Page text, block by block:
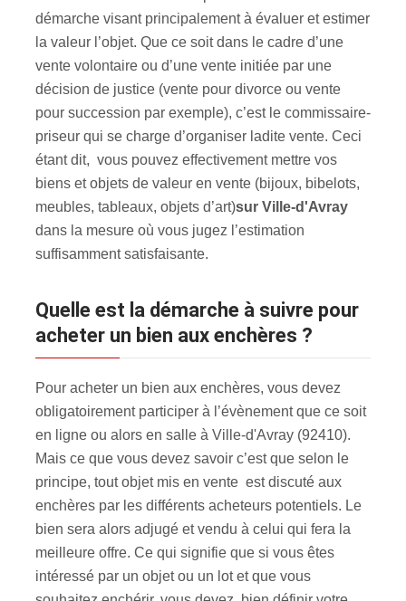
démarche visant principalement à évaluer et estimer
la valeur l’objet. Que ce soit dans le cadre d’une
vente volontaire ou d’une vente initiée par une
décision de justice (vente pour divorce ou vente
pour succession par exemple), c’est le commissaire-
priseur qui se charge d’organiser ladite vente. Ceci
étant dit, vous pouvez effectivement mettre vos
biens et objets de valeur en vente (bijoux, bibelots,
meubles, tableaux, objets d’art)sur Ville-d'Avray
dans la mesure où vous jugez l’estimation
suffisamment satisfaisante.
Quelle est la démarche à suivre pour
acheter un bien aux enchères ?
Pour acheter un bien aux enchères, vous devez
obligatoirement participer à l’évènement que ce soit
en ligne ou alors en salle à Ville-d'Avray (92410).
Mais ce que vous devez savoir c’est que selon le
principe, tout objet mis en vente est discuté aux
enchères par les différents acheteurs potentiels. Le
bien sera alors adjugé et vendu à celui qui fera la
meilleure offre. Ce qui signifie que si vous êtes
intéressé par un objet ou un lot et que vous